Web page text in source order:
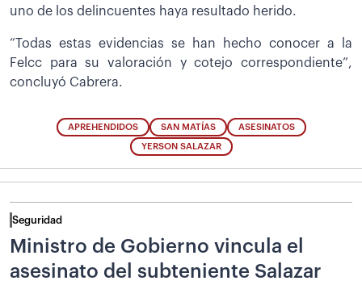
uno de los delincuentes haya resultado herido.
“Todas estas evidencias se han hecho conocer a la
Felcc para su valoración y cotejo correspondiente”,
concluyó Cabrera.
APREHENDIDOS SAN MATÍAS ASESINATOS
YERSON SALAZAR
Seguridad
Ministro de Gobierno vincula el
asesinato del subteniente Salazar